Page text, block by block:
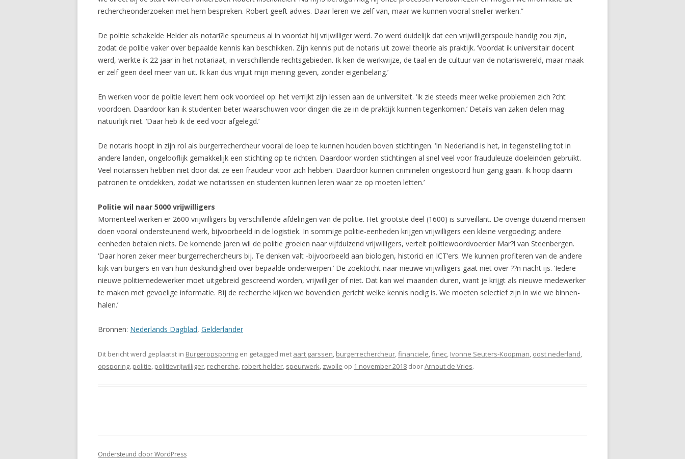
rechercheonderzoeken met hem bespreken. Robert geeft advies. Daar leren we zelf van, maar we kunnen vooral sneller werken.”
De politie schakelde Helder als notari?le speurneus al in voordat hij vrijwilliger werd. Zo werd duidelijk dat een vrijwilligerspoule handig zou zijn,
zodat de politie vaker over bepaalde kennis kan beschikken. Zijn kennis put de notaris uit zowel theorie als praktijk. ‘Voordat ik universitair docent
werd, werkte ik 22 jaar in het notariaat, in verschillende rechtsgebieden. Ik ken de werkwijze, de taal en de cultuur van de notariswereld, maar maak
er zelf geen deel meer van uit. Ik kan dus vrijuit mijn mening geven, zonder eigenbelang.’
En werken voor de politie levert hem ook voordeel op: het verrijkt zijn lessen aan de universiteit. ‘Ik zie steeds meer welke problemen zich ?cht
voordoen. Daardoor kan ik studenten beter waarschuwen voor dingen die ze in de praktijk kunnen tegenkomen.’ Details van zaken delen mag
natuurlijk niet. ‘Daar heb ik de eed voor afgelegd.’
De notaris hoopt in zijn rol als burgerrechercheur vooral de loep te kunnen houden boven stichtingen. ‘In Nederland is het, in tegenstelling tot in
andere landen, ongelooflijk gemakkelijk een stichting op te richten. Daardoor worden stichtingen al snel veel voor frauduleuze doeleinden gebruikt.
Veel notarissen hebben niet door dat ze een fraudeur voor zich hebben. Daardoor kunnen criminelen ongestoord hun gang gaan. Ik hoop daarin
patronen te ontdekken, zodat we notarissen en studenten kunnen leren waar ze op moeten letten.’
Politie wil naar 5000 vrijwilligers
Momenteel werken er 2600 vrijwilligers bij verschillende afdelingen van de politie. Het grootste deel (1600) is surveillant. De overige duizend mensen
doen vooral ondersteunend werk, bijvoorbeeld in de logistiek. In sommige politie-eenheden krijgen vrijwilligers een kleine vergoeding; andere
eenheden betalen niets. De komende jaren wil de politie groeien naar vijfduizend vrijwilligers, vertelt politiewoordvoerder Mar?l van Steenbergen.
‘Daar horen zeker meer burgerrechercheurs bij. Te denken valt -bijvoorbeeld aan biologen, historici en ICT’ers. We kunnen profiteren van de andere
kijk van burgers en van hun deskundigheid over bepaalde onderwerpen.’ De zoektocht naar nieuwe vrijwilligers gaat niet over ??n nacht ijs. ‘Iedere
nieuwe politiemedewerker moet uitgebreid gescreend worden, vrijwilliger of niet. Dat kan wel maanden duren, want je krijgt als nieuwe medewerker
te maken met gevoelige informatie. Bij de recherche kijken we bovendien gericht welke kennis nodig is. We moeten selectief zijn in wie we binnen-
halen.’
Bronnen: Nederlands Dagblad, Gelderlander
Dit bericht werd geplaatst in Burgeropsporing en getagged met aart garssen, burgerrechercheur,financiele,finec, Ivonne Seuters-Koopman, oost nederland,
opsporing, politie, politievrijwilliger, recherche, robert helder, speurwerk, zwolle op 1 november 2018 doorArnout de Vries.
Ondersteund door WordPress